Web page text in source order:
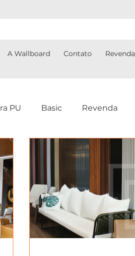
A Wallboard Contato Revenda
PU Basic Revenda